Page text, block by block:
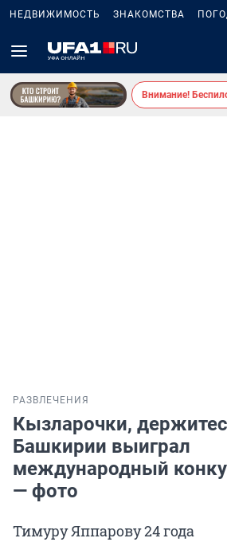
НЕДВИЖИМОСТЬ ЗНАКОМСТВА
Внимание!
РАЗВЛЕЧЕНИЯ
Кызларочки,
Башкирии выиграл
международный
— фото
Тимуру Яппарову 24 года